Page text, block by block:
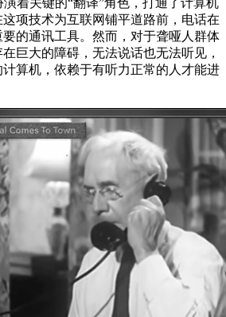
项技术为互联网铺平道路前，电话在
的通讯工具。然而，对于聋哑人群体
巨大的障碍，无法说话也无法听见，
算机，依赖于有听力正常的人才能进